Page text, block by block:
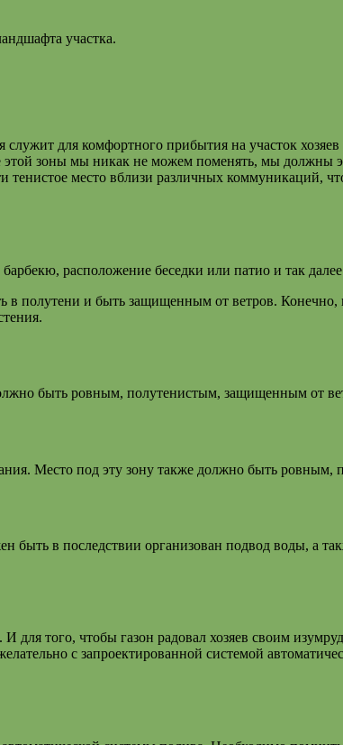
участка.
для комфортного прибытия на участок
этой зоны мы никак не можем поменять, мы должны
тенистое место вблизи различных коммуникаций,
расположение беседки или патио и так
полутени и быть защищенным от ветров. Конечно,
быть ровным, полутенистым, защищенным от
Место под эту зону также должно быть
быть в последствии организован подвод воды, а
для того, чтобы газон радовал хозяев своим
с запроектированной системой